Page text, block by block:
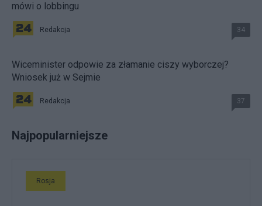
mówi o lobbingu
Redakcja 34
Wiceminister odpowie za złamanie ciszy wyborczej?
Wniosek już w Sejmie
Redakcja 37
Najpopularniejsze
Rosja